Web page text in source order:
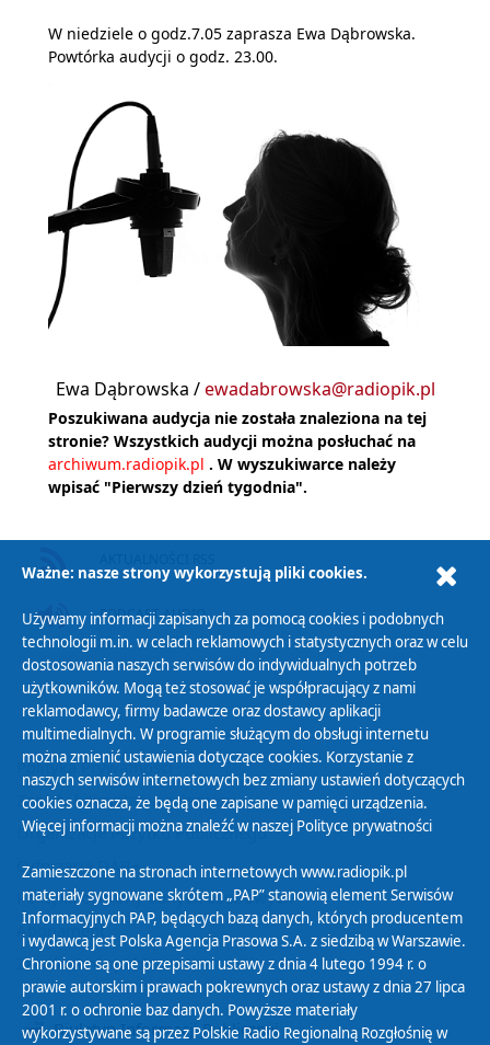
W niedziele o godz.7.05 zaprasza Ewa Dąbrowska.
Powtórka audycji o godz. 23.00.
Ewa Dąbrowska / ewadabrowska@radiopik.pl
Poszukiwana audycja nie została znaleziona na tej
stronie? Wszystkich audycji można posłuchać na
archiwum.radiopik.pl . W wyszukiwarce należy
wpisać "Pierwszy dzień tygodnia".
PODCAST AUDIO
Polityka Prywatności
Zasady korzystania z Serwisu
Organizacje Pożytku Publicznego
Cyfryzacja DAB+
Polityka ochrony danych osobowych
Abonament
Zamówienia publiczne
Biuletyn Informacji Publicznej
Ważne: nasze strony wykorzystują pliki cookies.
Używamy informacji zapisanych za pomocą cookies i podobnych
technologii m.in. w celach reklamowych i statystycznych oraz w celu
dostosowania naszych serwisów do indywidualnych potrzeb
użytkowników. Mogą też stosować je współpracujący z nami
reklamodawcy, firmy badawcze oraz dostawcy aplikacji
multimedialnych. W programie służącym do obsługi internetu
można zmienić ustawienia dotyczące cookies. Korzystanie z
naszych serwisów internetowych bez zmiany ustawień dotyczących
cookies oznacza, że będą one zapisane w pamięci urządzenia.
Więcej informacji można znaleźć w naszej Polityce prywatności
Zamieszczone na stronach internetowych www.radiopik.pl
materiały sygnowane skrótem „PAP” stanowią element Serwisów
Informacyjnych PAP, będących bazą danych, których producentem
i wydawcą jest Polska Agencja Prasowa S.A. z siedzibą w Warszawie.
Chronione są one przepisami ustawy z dnia 4 lutego 1994 r. o
prawie autorskim i prawach pokrewnych oraz ustawy z dnia 27 lipca
2001 r. o ochronie baz danych. Powyższe materiały
wykorzystywane są przez Polskie Radio Regionalną Rozgłośnię w